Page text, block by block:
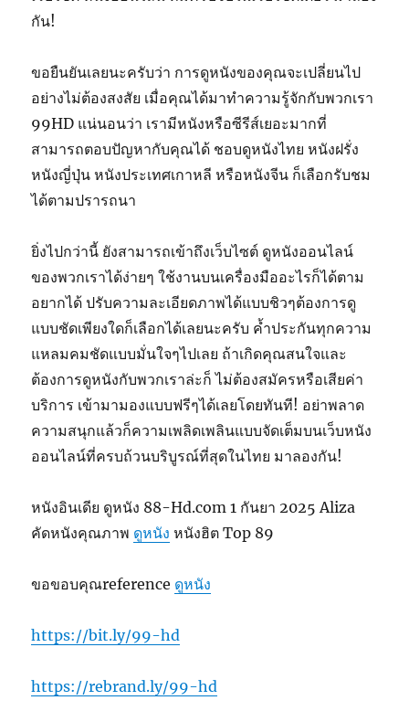
กัน!
ขอยืนยันเลยนะครับว่า การดูหนังของคุณจะเปลี่ยนไป
อย่างไม่ต้องสงสัย เมื่อคุณได้มาทำความรู้จักกับพวกเรา
99HD แน่นอนว่า เรามีหนังหรือซีรีส์เยอะมากที่
สามารถตอบปัญหากับคุณได้ ชอบดูหนังไทย หนังฝรั่ง
หนังญี่ปุ่น หนังประเทศเกาหลี หรือหนังจีน ก็เลือกรับชม
ได้ตามปรารถนา
ยิ่งไปกว่านี้ ยังสามารถเข้าถึงเว็บไซต์ ดูหนังออนไลน์
ของพวกเราได้ง่ายๆ ใช้งานบนเครื่องมืออะไรก็ได้ตาม
อยากได้ ปรับความละเอียดภาพได้แบบชิวๆต้องการดู
แบบชัดเพียงใดก็เลือกได้เลยนะครับ ค้ำประกันทุกความ
แหลมคมชัดแบบมั่นใจๆไปเลย ถ้าเกิดคุณสนใจและ
ต้องการดูหนังกับพวกเราล่ะก็ ไม่ต้องสมัครหรือเสียค่า
บริการ เข้ามามองแบบฟรีๆได้เลยโดยทันที! อย่าพลาด
ความสนุกแล้วก็ความเพลิดเพลินแบบจัดเต็มบนเว็บหนัง
ออนไลน์ที่ครบถ้วนบริบูรณ์ที่สุดในไทย มาลองกัน!
หนังอินเดีย ดูหนัง 88-Hd.com 1 กันยา 2025 Aliza
คัดหนังคุณภาพ ดูหนัง หนังฮิต Top 89
ขอขอบคุณreference ดูหนัง
https://bit.ly/99-hd
https://rebrand.ly/99-hd